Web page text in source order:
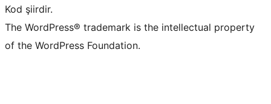
Kod şiirdir.
The WordPress® trademark is the intellectual property
of the WordPress Foundation.